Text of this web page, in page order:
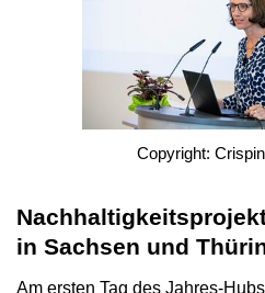
Copyright:
in Sachsen und
Am ersten Tag des Jahres-